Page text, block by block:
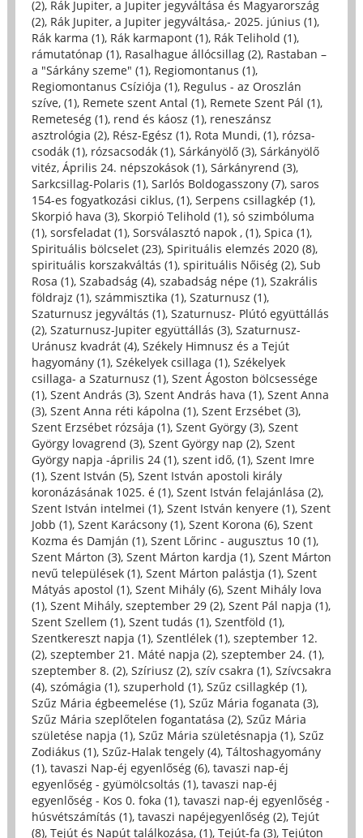
(2), Rák Jupiter, a Jupiter jegyváltása és Magyarország
(2), Rák Jupiter, a Jupiter jegyváltása,- 2025. június (1),
Rák karma (1), Rák karmapont (1), Rák Telihold (1),
rámutatónap (1), Rasalhague állócsillag (2), Rastaban –
a "Sárkány szeme" (1), Regiomontanus (1),
Regiomontanus Csíziója (1), Regulus - az Oroszlán
szíve, (1), Remete szent Antal (1), Remete Szent Pál (1),
Remeteség (1), rend és káosz (1), reneszánsz
asztrológia (2), Rész-Egész (1), Rota Mundi, (1), rózsa-
csodák (1), rózsacsodák (1), Sárkányölő (3), Sárkányölő
vitéz, Április 24. népszokások (1), Sárkányrend (3),
Sarkcsillag-Polaris (1), Sarlós Boldogasszony (7), saros
154-es fogyatkozási ciklus, (1), Serpens csillagkép (1),
Skorpió hava (3), Skorpió Telihold (1), só szimbóluma
(1), sorsfeladat (1), Sorsválasztó napok , (1), Spica (1),
Spirituális bölcselet (23), Spirituális elemzés 2020 (8),
spirituális korszakváltás (1), spirituális Nőiség (2), Sub
Rosa (1), Szabadság (4), szabadság népe (1), Szakrális
földrajz (1), számmisztika (1), Szaturnusz (1),
Szaturnusz jegyváltás (1), Szaturnusz- Plútó együttállás
(2), Szaturnusz-Jupiter együttállás (3), Szaturnusz-
Uránusz kvadrát (4), Székely Himnusz és a Tejút
hagyomány (1), Székelyek csillaga (1), Székelyek
csillaga- a Szaturnusz (1), Szent Ágoston bölcsessége
(1), Szent András (3), Szent András hava (1), Szent Anna
(3), Szent Anna réti kápolna (1), Szent Erzsébet (3),
Szent Erzsébet rózsája (1), Szent György (3), Szent
György lovagrend (3), Szent György nap (2), Szent
György napja -április 24 (1), szent idő, (1), Szent Imre
(1), Szent István (5), Szent István apostoli király
koronázásának 1025. é (1), Szent István felajánlása (2),
Szent István intelmei (1), Szent István kenyere (1), Szent
Jobb (1), Szent Karácsony (1), Szent Korona (6), Szent
Kozma és Damján (1), Szent Lőrinc - augusztus 10 (1),
Szent Márton (3), Szent Márton kardja (1), Szent Márton
nevű települések (1), Szent Márton palástja (1), Szent
Mátyás apostol (1), Szent Mihály (6), Szent Mihály lova
(1), Szent Mihály, szeptember 29 (2), Szent Pál napja (1),
Szent Szellem (1), Szent tudás (1), Szentföld (1),
Szentkereszt napja (1), Szentlélek (1), szeptember 12.
(2), szeptember 21. Máté napja (2), szeptember 24. (1),
szeptember 8. (2), Szíriusz (2), szív csakra (1), Szívcsakra
(4), szómágia (1), szuperhold (1), Szűz csillagkép (1),
Szűz Mária égbeemelése (1), Szűz Mária foganata (3),
Szűz Mária szeplőtelen fogantatása (2), Szűz Mária
születése napja (1), Szűz Mária születésnapja (1), Szűz
Zodiákus (1), Szűz-Halak tengely (4), Táltoshagyomány
(1), tavaszi Nap-éj egyenlőség (6), tavaszi nap-éj
egyenlőség - gyümölcsoltás (1), tavaszi nap-éj
egyenlőség - Kos 0. foka (1), tavaszi nap-éj egyenlőség -
húsvétszámítás (1), tavaszi napéjegyenlőség (2), Tejút
(8), Tejút és Napút találkozása, (1), Tejút-fa (3), Tejúton